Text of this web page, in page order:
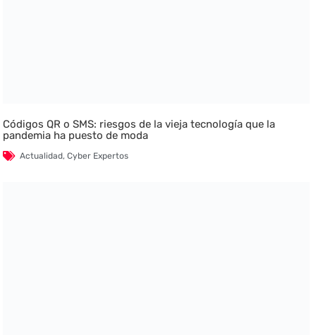
Códigos QR o SMS: riesgos de la vieja tecnología que la
pandemia ha puesto de moda
Actualidad,Cyber Expertos